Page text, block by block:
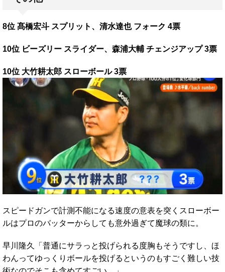
8位 髙橋宏斗 スプリット、清水達也 フォーク 4票
10位 ビーズリー スライダー、森浦大輔 チェンジアップ 3票
10位 大竹耕太郎 スローボール 3票
スピードガンで計測不能になる速度の意表を突くスローボー
ルはプロのバッターからしても意外過ぎて魔球の類に。
早川隆久「普通にサラっと投げられる度胸もそうですし、ほ
わんってゆっくりボールを投げるというのもすごく難しい技